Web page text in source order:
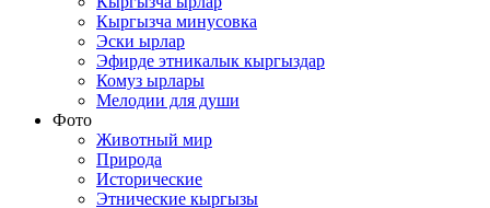
Кыргызча минусовка
Эски ырлар
Эфирде этникалык кыргыздар
Комуз ырлары
Мелодии для души
Фото
Животный мир
Природа
Исторические
Этнические кыргызы